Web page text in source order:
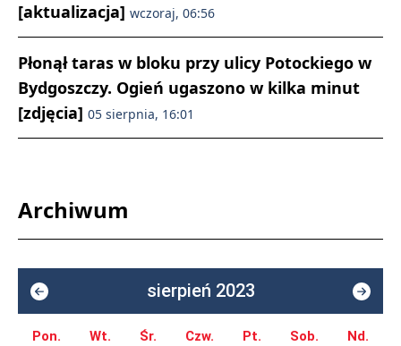
[aktualizacja] wczoraj, 06:56
Płonął taras w bloku przy ulicy Potockiego w
Bydgoszczy. Ogień ugaszono w kilka minut
[zdjęcia] 05 sierpnia, 16:01
Archiwum
sierpień 2023
Pon. Wt. Śr. Czw. Pt. Sob. Nd.